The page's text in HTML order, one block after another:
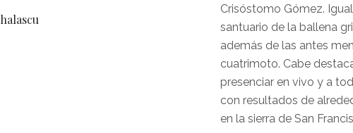
Crisóstomo Gómez.
santuario de la ballena
además de las antes
cuatrimoto. Cabe
presenciar en vivo y a
con resultados de
en la sierra de San